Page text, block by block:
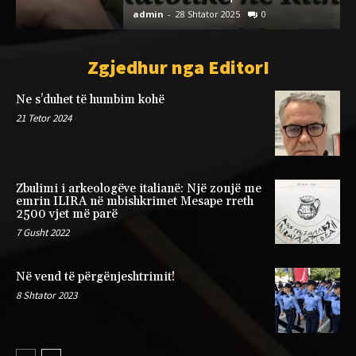
admin 28 Shtator 2025 0
Zgjedhur nga EditorI
Ne s’duhet të humbim kohë
21 Tetor 2024
Zbulimi i arkeologëve italianë: Një zonjë me
emrin ILIRA në mbishkrimet Mesape rreth
2500 vjet më parë
7 Gusht 2022
Në vend të përgënjeshtrimit!
8 Shtator 2023